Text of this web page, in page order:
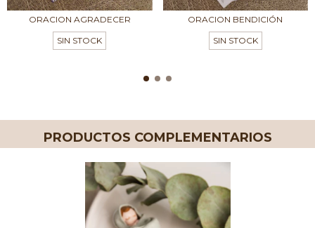
ORACION AGRADECER
SIN STOCK
ORACION BENDICIÓN
SIN STOCK
PRODUCTOS COMPLEMENTARIOS